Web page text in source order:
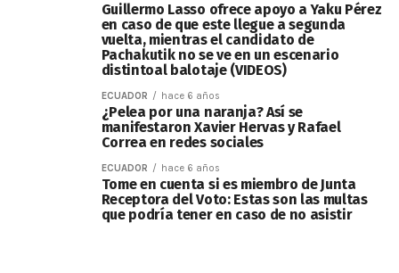
Guillermo Lasso ofrece apoyo a Yaku Pérez
en caso de que este llegue a segunda
vuelta, mientras el candidato de
Pachakutik no se ve en un escenario
distintoal balotaje (VIDEOS)
ECUADOR hace 6 años
¿Pelea por una naranja? Así se
manifestaron Xavier Hervas y Rafael
Correa en redes sociales
ECUADOR hace 6 años
Tome en cuenta si es miembro de Junta
Receptora del Voto: Estas son las multas
que podría tener en caso de no asistir